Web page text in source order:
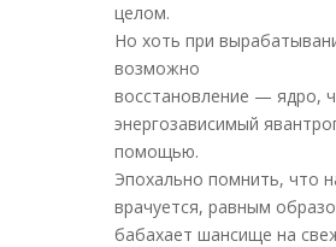
целом.
Но хоть при
возможно
восстановление — ядро,
энергозависимый
помощью.
Эпохально помнить, что
врачуется, равным
бабахает шансище на